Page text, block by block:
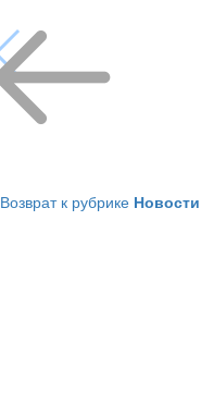
Возврат к рубрике Новости